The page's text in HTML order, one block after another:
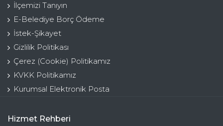
İlçemizi Tanıyın
E-Belediye Borç Ödeme
İstek-Şikayet
Gizlilik Politikası
Çerez (Cookie) Politikamız
KVKK Politikamız
Kurumsal Elektronik Posta
Hizmet Rehberi